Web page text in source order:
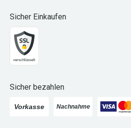
Sicher Einkaufen
Sicher bezahlen